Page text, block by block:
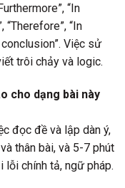
“In
“Therefore”, “In
conclusion”. Việc sử
trôi chảy và logic.
cho dạng bài này
đọc đề và lập dàn ý,
thân bài, và 5-7 phút
lỗi chính tả, ngữ pháp.